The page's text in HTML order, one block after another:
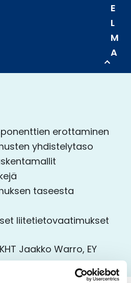
E
L
M
A
erottaminen​
yhdistelytaso​
taseesta
liitetietovaatimukset
Jaakko Warro, EY